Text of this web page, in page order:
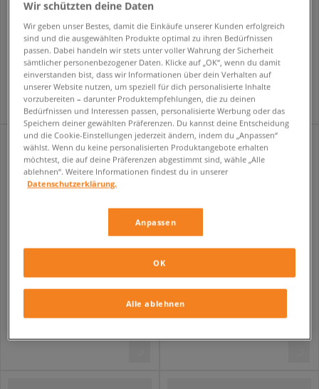
EASTPAK RUCKSACK PROVIDER
unisex
99,99 €
unisex
23,99 €
EASTPAK FEDERMAPPEN OVAL SINGLE
23,99 €
EASTPAK RUCKSACK PROVIDER
unisex
99,99 €
Wir schützten deine Daten
Wir geben unser Bestes, damit die Einkäufe unserer Kunden erfolgreich
sind und die ausgewählten Produkte optimal zu ihren Bedürfnissen
passen. Dabei handeln wir stets unter voller Wahrung der Sicherheit
sämtlicher personenbezogener Daten. Klicke auf „OK“, wenn du damit
einverstanden bist, dass wir Informationen über dein Verhalten auf
unserer Website nutzen, um speziell für dich personalisierte Inhalte
vorzubereiten – darunter Produktempfehlungen, die zu deinen
Bedürfnissen und Interessen passen, personalisierte Werbung oder das
Speichern deiner gewählten Präferenzen. Du kannst deine Entscheidung
und die Cookie-Einstellungen jederzeit ändern, indem du „Anpassen“
wählst. Wenn du keine personalisierten Produktangebote erhalten
möchtest, die auf deine Präferenzen abgestimmt sind, wähle „Alle
ablehnen“. Weitere Informationen findest du in unserer
Datenschutzerklärung.
Anpassen
Alle ablehnen
OK